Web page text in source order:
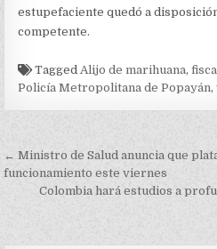
estupefaciente quedó a
competente.
Tagged Alijo de marihuana,
Policía Metropolitana de Popayán,
Navegación
de
← Ministro de Salud anuncia que
funcionamiento este viernes
Colombia hará estudios a